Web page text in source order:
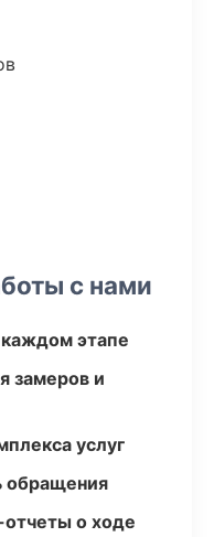
с нами
каждом этапе
замеров и
услуг
обращения
о ходе